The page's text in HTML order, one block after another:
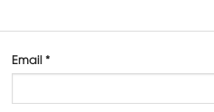
Email *